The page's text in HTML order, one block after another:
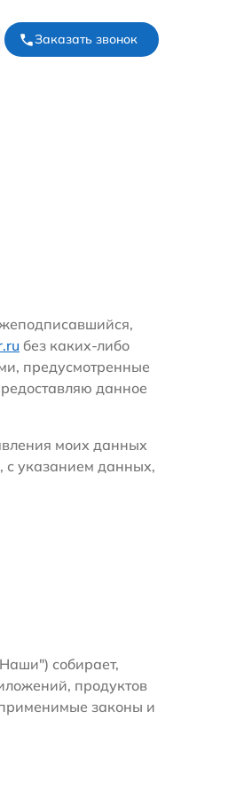
Заказать звонок
без каких-либо
предусмотренные
данное
моих данных
с указанием данных,
собирает,
продуктов
законы и